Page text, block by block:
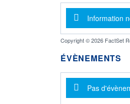
Message
Information
Copyright © 2026 FactSet
ÉVÈNEMENTS
Message
Pas